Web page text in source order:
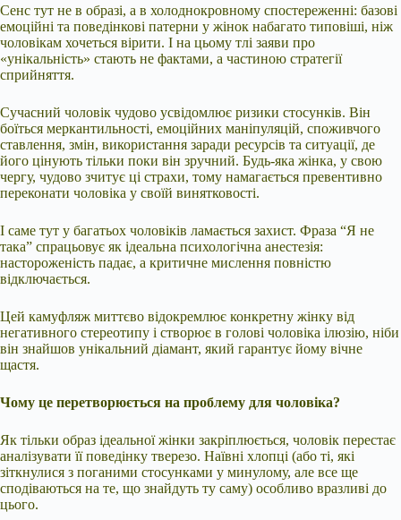
Сенс тут не в образі, а в холоднокровному спостереженні: базові
емоційні та поведінкові патерни у жінок набагато типовіші, ніж
чоловікам хочеться вірити. І на цьому тлі заяви про
«унікальність» стають не фактами, а частиною стратегії
сприйняття.
Сучасний чоловік чудово усвідомлює ризики стосунків. Він
боїться меркантильності, емоційних маніпуляцій, споживчого
ставлення, змін, використання заради ресурсів та ситуації, де
його цінують тільки поки він зручний. Будь-яка жінка, у свою
чергу, чудово зчитує ці страхи, тому намагається превентивно
переконати чоловіка у своїй винятковості.
І саме тут у багатьох чоловіків ламається захист. Фраза “Я не
така” спрацьовує як ідеальна психологічна анестезія:
настороженість падає, а критичне мислення повністю
відключається.
Цей камуфляж миттєво відокремлює конкретну жінку від
негативного стереотипу і створює в голові чоловіка ілюзію, ніби
він знайшов унікальний діамант, який гарантує йому вічне
щастя.
Чому це перетворюється на проблему для чоловіка?
Як тільки образ ідеальної жінки закріплюється, чоловік перестає
аналізувати її поведінку тверезо. Наївні хлопці (або ті, які
зіткнулися з поганими стосунками у минулому, але все ще
сподіваються на те, що знайдуть ту саму) особливо вразливі до
цього.